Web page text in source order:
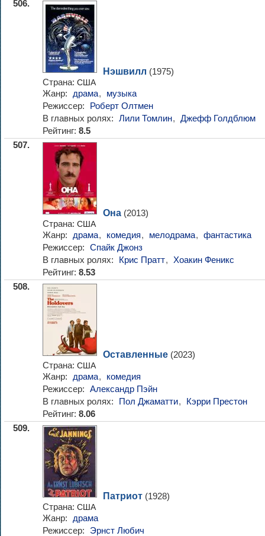
506.
Нэшвилл (1975)
Страна: США
Жанр: драма,
музыка
Режиссер:
Роберт Олтмен
В главных ролях: Лили Томлин, Джефф Голдблюм
Рейтинг: 8.5
507.
Она (2013)
Страна: США
Жанр: драма, комедия, мелодрама, фантастика
Режиссер: Спайк Джонз
В главных ролях:
Крис Пратт, Хоакин Феникс
Рейтинг: 8.53
508.
Оставленные (2023)
Страна: США
Жанр: драма,
комедия
Режиссер: Александр Пэйн
В главных ролях:
Пол Джаматти,
Кэрри Престон
Рейтинг: 8.06
509.
Патриот (1928)
Страна: США
Жанр:
драма
Режиссер:
Эрнст Любич